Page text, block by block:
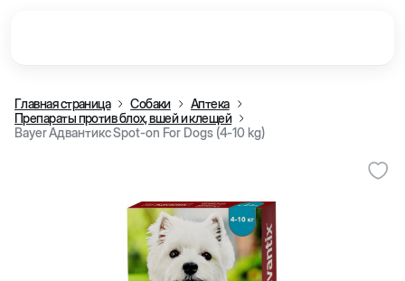
Главная страница Собаки
Аптека
Препараты против блох, вшей и клещей
Bayer Адвантикс Spot-on For Dogs (4-10 kg)